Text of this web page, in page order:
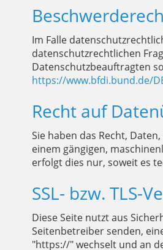
Im Falle
datenschutzrechtlichen
Datenschutzbeauftragten
https://www.bfdi.bund.de/
Recht auf
Sie haben das Recht,
einem gängigen,
erfolgt dies nur, soweit es
SSL- bzw. TLS-
Diese Seite nutzt aus
Seitenbetreiber senden,
"https://" wechselt und an